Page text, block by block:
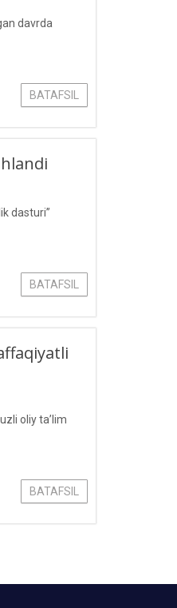
davrda
BATAFSIL
dasturi”
BATAFSIL
oliy ta’lim
BATAFSIL